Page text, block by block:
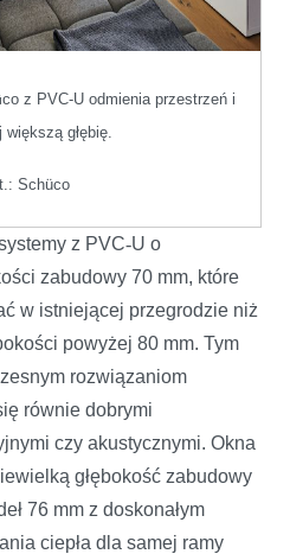
co z PVC-U odmienia przestrzeń i
większą głębię.
Schüco
z PVC‑U o
zabudowy 70 mm, które
w istniejącej przegrodzie niż
powyżej 80 mm. Tym
rozwiązaniom
równie dobrymi
czy akustycznymi. Okna
głębokość zabudowy
76 mm z doskonałym
ciepła dla samej ramy